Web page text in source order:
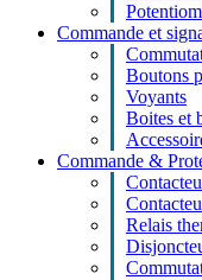
Commande et
Boutons
Voyants
Boites et
Commande &
Relais